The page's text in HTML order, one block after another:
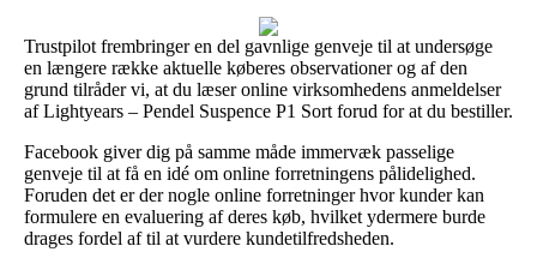
Trustpilot frembringer en del gavnlige genveje til at undersøge
en længere række aktuelle køberes observationer og af den
grund tilråder vi, at du læser online virksomhedens anmeldelser
af Lightyears – Pendel Suspence P1 Sort forud for at du bestiller.
Facebook giver dig på samme måde immervæk passelige
genveje til at få en idé om online forretningens pålidelighed.
Foruden det er der nogle online forretninger hvor kunder kan
formulere en evaluering af deres køb, hvilket ydermere burde
drages fordel af til at vurdere kundetilfredsheden.